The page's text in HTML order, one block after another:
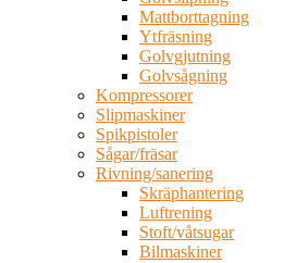
Mattborttagning
Ytfräsning
Golvgjutning
Golvsågning
Kompressorer
Slipmaskiner
Spikpistoler
Sågar/fräsar
Rivning/sanering
Skräphantering
Luftrening
Stoft/våtsugar
Bilmaskiner